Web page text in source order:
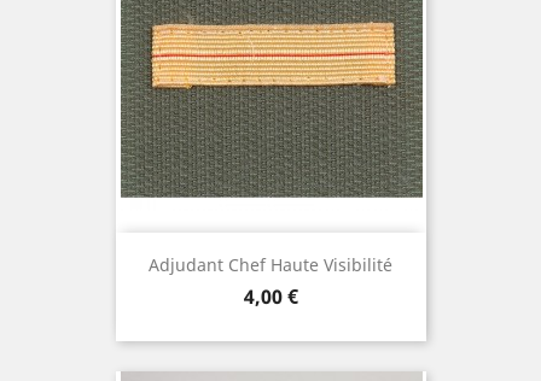
Adjudant Chef Haute Visibilité
Prix
4,00 €